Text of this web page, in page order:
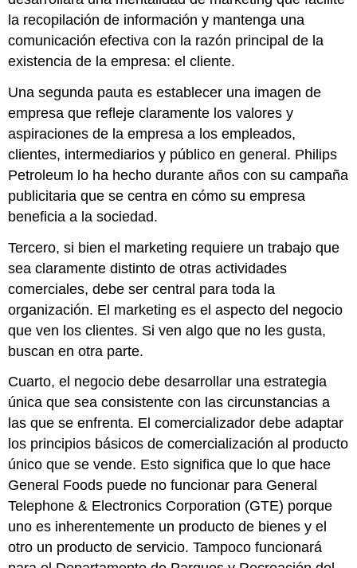
la recopilación de información y mantenga una
comunicación efectiva con la razón principal de la
existencia de la empresa: el cliente.
Una segunda pauta es establecer una imagen de
empresa que refleje claramente los valores y
aspiraciones de la empresa a los empleados,
clientes, intermediarios y público en general. Philips
Petroleum lo ha hecho durante años con su campaña
publicitaria que se centra en cómo su empresa
beneficia a la sociedad.
Tercero, si bien el marketing requiere un trabajo que
sea claramente distinto de otras actividades
comerciales, debe ser central para toda la
organización. El marketing es el aspecto del negocio
que ven los clientes. Si ven algo que no les gusta,
buscan en otra parte.
Cuarto, el negocio debe desarrollar una estrategia
única que sea consistente con las circunstancias a
las que se enfrenta. El comercializador debe adaptar
los principios básicos de comercialización al producto
único que se vende. Esto significa que lo que hace
General Foods puede no funcionar para General
Telephone & Electronics Corporation (GTE) porque
uno es inherentemente un producto de bienes y el
otro un producto de servicio. Tampoco funcionará